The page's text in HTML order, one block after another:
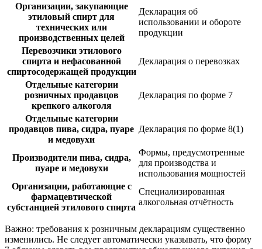
Организации, закупающие
этиловый спирт для
технических или
производственных целей
Декларация об
использовании и обороте
продукции
Перевозчики этилового
спирта и нефасованной
спиртосодержащей продукции
Декларация о перевозках
Отдельные категории
розничных продавцов
крепкого алкоголя
Декларация по форме 7
Отдельные категории
продавцов пива, сидра, пуаре
и медовухи
Декларация по форме 8(1)
Производители пива, сидра,
пуаре и медовухи
Формы, предусмотренные
для производства и
использования мощностей
Организации, работающие с
фармацевтической
субстанцией этилового спирта
Специализированная
алкогольная отчётность
Важно: требования к розничным декларациям существенно
изменились. Не следует автоматически указывать, что форму